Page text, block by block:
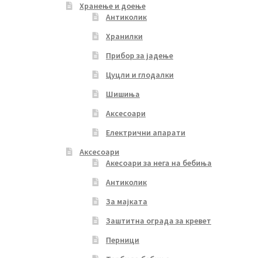
Хранење и доење
Антиколик
Хранилки
Прибор за јадење
Цуцли и глодалки
Шишиња
Аксесоари
Електрични апарати
Аксесоари
Акесоари за нега на бебиња
Антиколик
За мајката
Заштитна ограда за кревет
Перници